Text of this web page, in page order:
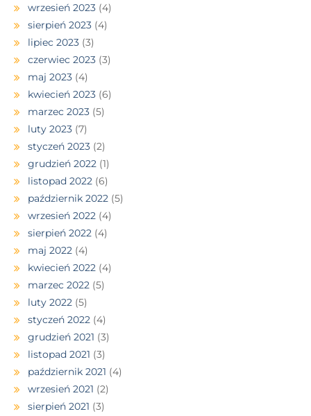
wrzesień 2023 (4)
sierpień 2023 (4)
lipiec 2023 (3)
czerwiec 2023 (3)
maj 2023 (4)
kwiecień 2023 (6)
marzec 2023 (5)
luty 2023 (7)
styczeń 2023 (2)
grudzień 2022 (1)
listopad 2022 (6)
październik 2022 (5)
wrzesień 2022 (4)
sierpień 2022 (4)
maj 2022 (4)
kwiecień 2022 (4)
marzec 2022 (5)
luty 2022 (5)
styczeń 2022 (4)
grudzień 2021 (3)
listopad 2021 (3)
październik 2021 (4)
wrzesień 2021 (2)
sierpień 2021 (3)